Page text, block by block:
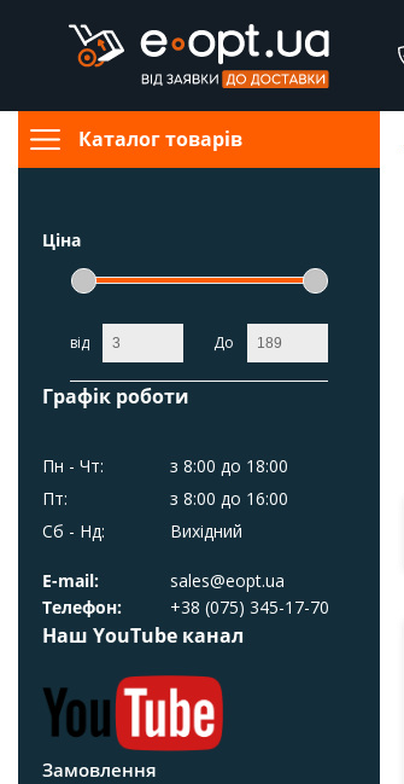
Каталог товарів
Ціна
від До
Графік роботи
Пн - Чт:
Пт:
Сб - Нд:
з 8:00 до 18:00
з 8:00 до 16:00
Вихідний
E-mail:
sales@eopt.ua
Телефон:
+38 (075) 345-17-70
Наш YouTube канал
Замовлення